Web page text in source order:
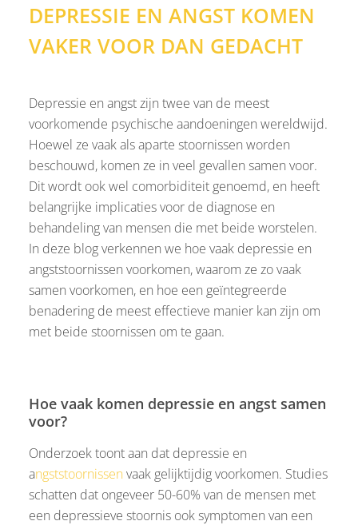
DEPRESSIE EN ANGST KOMEN
VAKER VOOR DAN GEDACHT
Depressie en angst zijn twee van de meest
voorkomende psychische aandoeningen wereldwijd.
Hoewel ze vaak als aparte stoornissen worden
beschouwd, komen ze in veel gevallen samen voor.
Dit wordt ook wel comorbiditeit genoemd, en heeft
belangrijke implicaties voor de diagnose en
behandeling van mensen die met beide worstelen.
In deze blog verkennen we hoe vaak depressie en
angststoornissen voorkomen, waarom ze zo vaak
samen voorkomen, en hoe een geïntegreerde
benadering de meest effectieve manier kan zijn om
met beide stoornissen om te gaan.
Hoe vaak komen depressie en angst samen
voor?
Onderzoek toont aan dat depressie en
angststoornissen vaak gelijktijdig voorkomen. Studies
schatten dat ongeveer 50-60% van de mensen met
een depressieve stoornis ook symptomen van een